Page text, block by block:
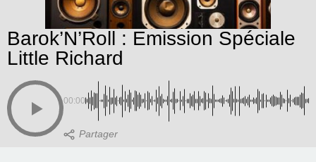
Barok’N’Roll : Emission Spéciale
Little Richard
00:00